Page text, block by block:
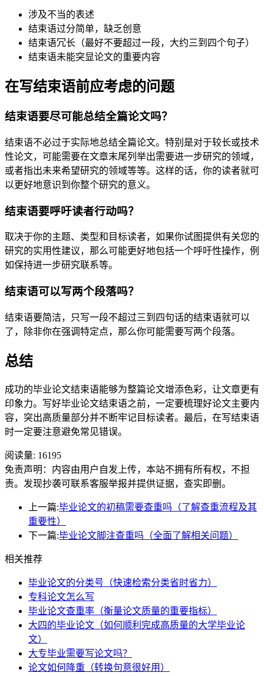
涉及不当的表述
结束语过分简单，缺乏创意
结束语冗长（最好不要超过一段，大约三到四个句子）
结束语未能突显论文的重要内容
在写结束语前应考虑的问题
结束语要尽可能总结全篇论文吗？
结束语不必过于实际地总结全篇论文。特别是对于较长或技术
性论文，可能需要在文章末尾列举出需要进一步研究的领域，
或者指出未来希望研究的领域等等。这样的话，你的读者就可
以更好地意识到你整个研究的意义。
结束语要呼吁读者行动吗？
取决于你的主题、类型和目标读者，如果你试图提供有关您的
研究的实用性建议，那么可能更好地包括一个呼吁性操作，例
如保持进一步研究联系等。
结束语可以写两个段落吗？
结束语要简洁，只写一段不超过三到四句话的结束语就可以
了，除非你在强调特定点，那么你可能需要写两个段落。
总结
成功的毕业论文结束语能够为整篇论文增添色彩，让文章更有
印象力。写好毕业论文结束语之前，一定要梳理好论文主要内
容，突出高质量部分并不断牢记目标读者。最后，在写结束语
时一定要注意避免常见错误。
阅读量: 16195
免责声明：内容由用户自发上传，本站不拥有所有权，不担
责。发现抄袭可联系客服举报并提供证据，查实即删。
上一篇:毕业论文的初稿需要查重吗（了解查重流程及其
重要性）
下一篇:毕业论文脚注查重吗（全面了解相关问题）
相关推荐
毕业论文的分类号（快速检索分类省时省力）
专科论文怎么写
毕业论文查重率（衡量论文质量的重要指标）
大四的毕业论文（如何顺利完成高质量的大学毕业论
文）
大专毕业需要写论文吗？
论文如何降重（转换句意很好用）